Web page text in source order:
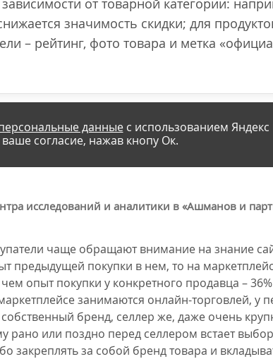
от товарной категории:
значимость скидки; для
– рейтинг, фото товара и метка
исследований и аналитики в «Ашманов и
чаще обращают внимание на знание
предыдущей покупки в нем, то на
опыт покупки у конкретного продавца –
занимаются онлайн-торговлей,
бренд, селлер же, даже очень
рано или поздно перед селлером встает
закреплять за собой бренд товара и
данныес использованием
согласие, нажав кнопу Ок.